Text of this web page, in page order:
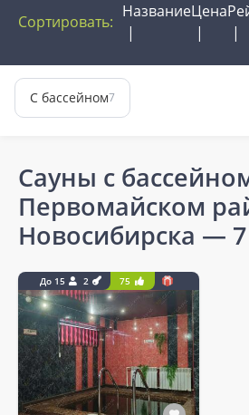
Сортировать:
НазваниеЦена
С бассейном7
Сауны с
Первомайском
Новосибирска — 7
До 15 2 75